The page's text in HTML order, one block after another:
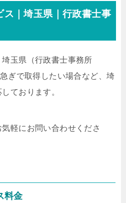
ス｜埼玉県｜行政書士事
玉県 （行政書士事務所
ぎで取得したい場合など、埼
ております。
軽にお問い合わせくださ
料金